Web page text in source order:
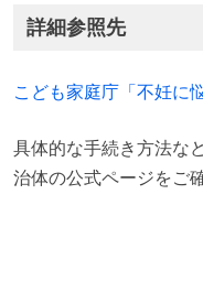
詳細参照先
こども家庭庁「不妊に
具体的な手続き方法な
治体の公式ページをご